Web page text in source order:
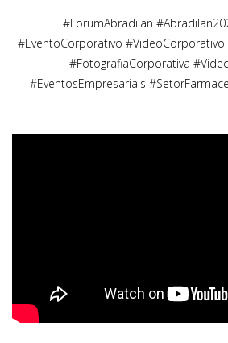
#ForumAbradilan
#EventoCorporativo
#FotografiaCorporativa
#EventosEmpresariais